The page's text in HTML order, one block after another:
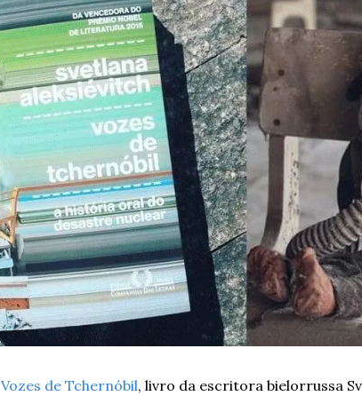
Vozes de Tchernóbil, livro da escritora bielorrussa